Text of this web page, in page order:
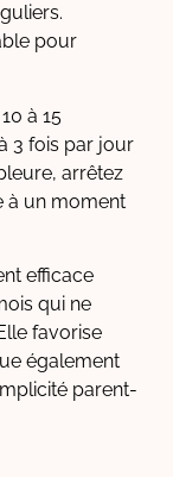
pour
à 15
3 fois par jour
arrêtez
à un moment
efficace
qui ne
favorise
également
parent-